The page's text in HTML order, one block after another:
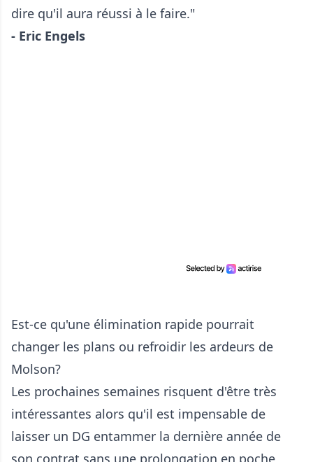
dire qu'il aura réussi à le faire."
- Eric Engels
Est-ce qu'une élimination rapide pourrait
changer les plans ou refroidir les ardeurs de
Molson?
Les prochaines semaines risquent d'être très
intéressantes alors qu'il est impensable de
laisser un DG entammer la dernière année de
son contrat sans une prolongation en poche